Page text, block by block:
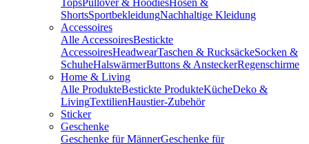
TopsPullover & HoodiesHosen &
ShortsSportbekleidungNachhaltige Kleidung
Accessoires
Alle AccessoiresBestickte
AccessoiresHeadwearTaschen & RucksäckeSocken &
SchuheHalswärmerButtons & AnsteckerRegenschirme
Home & Living
Alle ProdukteBestickte ProdukteKücheDeko &
LivingTextilienHaustier-Zubehör
Sticker
Geschenke
Geschenke für MännerGeschenke für